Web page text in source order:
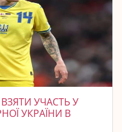
УЧАСТЬ У
УКРАЇНИ В